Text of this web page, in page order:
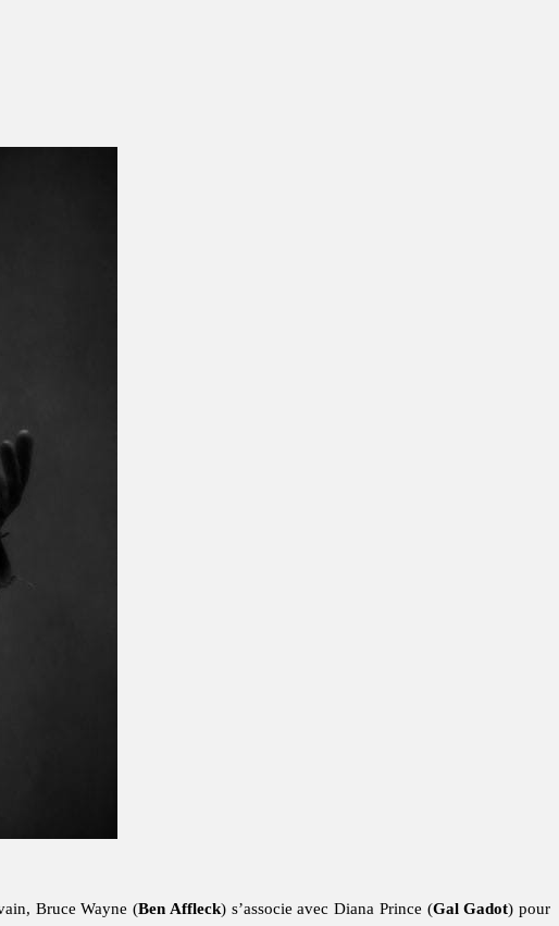
Bruce Wayne (Ben Affleck) s’associe avec Diana Prince (Gal Gadot) pour